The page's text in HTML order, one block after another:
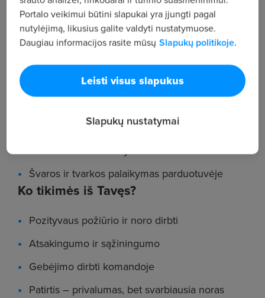
Malonus klientų aptarnavimas
nustatytų standartų
Darbas su kasos aparatu – viską išmoksi su
suteiksime aiškius mokymus.
Švaros ir tvarkos palaikymas parduotuvėje
Ko tikimės iš Tavęs?
Pozityvaus požiūrio ir noro dirbti
Atsakingumo ir sąžiningumo
Gebėjimo dirbti komandoje
Patirtis – privalumas, bet svarbiausia noras
Portalo veikimui būtini slapukai yra įjungti pagal
nutylėjimą, likusius galite valdyti nustatymuose.
Daugiau informacijos rasite mūsų Slapukų politikoje.
Leisti visus slapukus
Slapukų nustatymai